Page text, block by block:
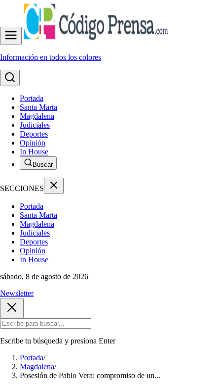
Información en todos los colores
Portada
Santa Marta
Magdalena
Judiciales
Deportes
Opinión
In House
Buscar
SECCIONES
Portada
Santa Marta
Magdalena
Judiciales
Deportes
Opinión
In House
sábado, 8 de agosto de 2026
Newsletter
Escribe tu búsqueda y presiona Enter
Portada/
Magdalena/
Posesión de Pablo Vera: compromiso de un...